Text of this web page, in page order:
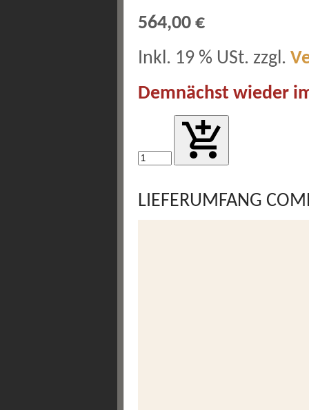
564,00 €
Inkl. 19 % USt. zzgl.
Demnächst wieder
LIEFERUMFANG